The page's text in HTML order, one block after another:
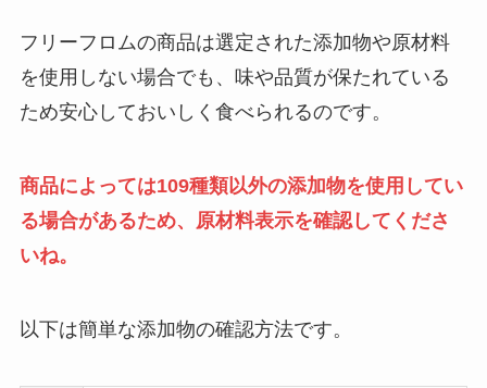
フリーフロムの商品は選定された添加物や原材料
を使用しない場合でも、味や品質が保たれている
ため安心しておいしく食べられるのです。
商品によっては109種類以外の添加物を使用してい
る場合があるため、原材料表示を確認してくださ
いね。
以下は簡単な添加物の確認方法です。